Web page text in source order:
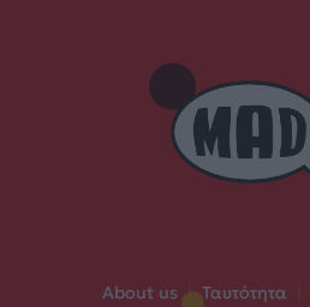
About us | Ταυτότητα